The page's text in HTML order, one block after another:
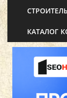
КАТАЛОГ